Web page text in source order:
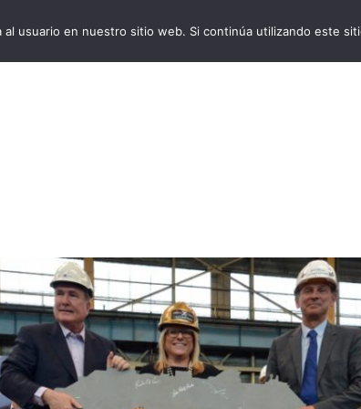
usuario en nuestro sitio web. Si continúa utilizando este